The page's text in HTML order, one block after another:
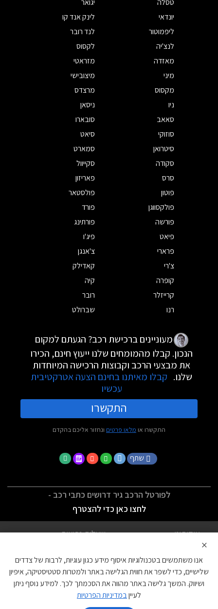
טסלה
יגואר
יונדאי
לינק אנד קו
ליפמוטור
לנד רובר
לנצ'יה
לקסוס
מאזדה
מזראטי
מיני
מיצובישי
מקסוס
מרצדס
ניו
ניסאן
סאאב
סובארו
סוזוקי
סיאט
סיטרואן
סמארט
סקודה
סקייוול
סרס
פאריזון
פוטון
פולסטאר
פולקסווגן
פורד
פורשה
פורתינג
פיאט
פיג'ו
פרארי
צ'אנגן
צ'רי
קאדילק
קופרה
קיה
קרייזלר
רובר
רנו
שברולט
מעוניינים ברכישת רכב? הגעתם למקום
הנכון. קבלו מהמומחים שלנו ייעוץ חינם, הכירו
את מבצעי הרכב וקבוצות הרכישה המיוחדות
שלנו. קבלו מאיתנו בחינם הצעה אטרקטיבית
עכשיו
התקשרו
התקשרו או מלאו פרטים ונחזור אליכם בהקדם
שתף
לפורטל הרכב גיר דרושים כתבי רכב -
לחצו כאן כדי להצטרף
אודותינו
שאלות נפוצות
הצהרת נגישות
צור קשר
עוגיות
×
אנו משתמשים בטכנולוגיות איסוף מידע כגון עוגיות, לרבות של צדדים
שלישיים, כדי לשפר את חווית הגלישה באתר ולמטרות סטטיסטיקה, איפיון
ושיווק. המשך גלישה באתר מהווה את הסכמתך לכך. למידע נוסף ניתן
לעייןבמדיניות הפרטיות